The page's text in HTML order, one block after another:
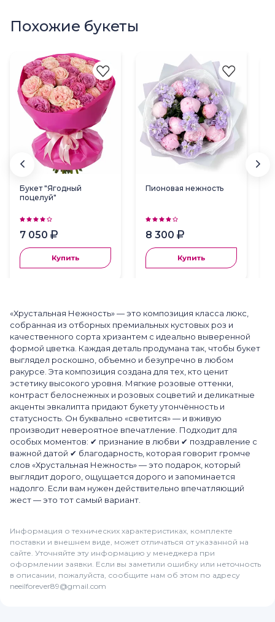
Похожие букеты
Букет "Ягодный
поцелуй"
7 050
Купить
Пионовая нежность
8 300
Купить
«Хрустальная Нежность» — это композиция класса люкс,
собранная из отборных премиальных кустовых роз и
качественного сорта хризантем с идеально выверенной
формой цветка. Каждая деталь продумана так, чтобы букет
выглядел роскошно, объемно и безупречно в любом
ракурсе. Эта композиция создана для тех, кто ценит
эстетику высокого уровня. Мягкие розовые оттенки,
контраст белоснежных и розовых соцветий и деликатные
акценты эвкалипта придают букету утончённость и
статусность. Он буквально «светится» — и вживую
производит невероятное впечатление. Подходит для
особых моментов: ✔ признание в любви ✔ поздравление с
важной датой ✔ благодарность, которая говорит громче
слов «Хрустальная Нежность» — это подарок, который
выглядит дорого, ощущается дорого и запоминается
надолго. Если вам нужен действительно впечатляющий
жест — это тот самый вариант.
Информация о технических характеристиках, комплекте
поставки и внешнем виде, может отличаться от указанной на
сайте. Уточняйте эту информацию у менеджера при
оформлении заявки. Если вы заметили ошибку или неточность
в описании, пожалуйста, сообщите нам об этом по адресу
neeilforever89@gmail.com